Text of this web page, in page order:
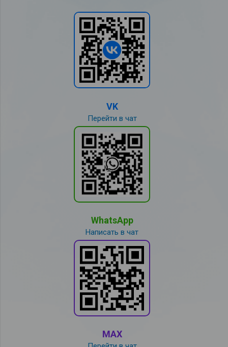
VK
Перейти в чат
WhatsApp
Написать в чат
MAX